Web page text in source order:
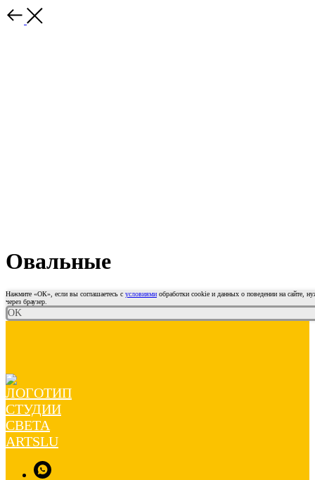
Овальные
Нажмите «ОК», если вы соглашаетесь с условиями обработки cookie и данных о поведении на сайте,
через браузер.
OK